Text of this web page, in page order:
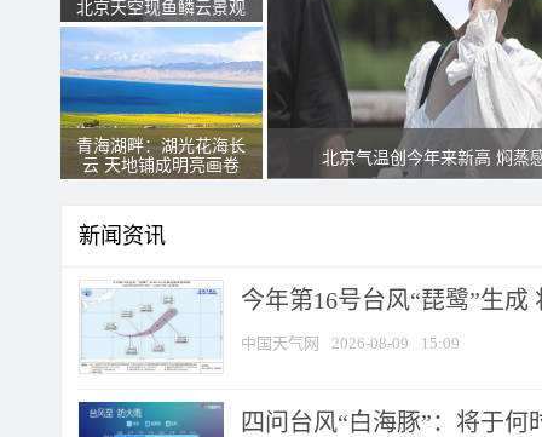
北京天空现鱼鳞云景观
青海湖畔：湖光花海长
云 天地铺成明亮画卷
北京气温创今年来新高 焖蒸
新闻资讯
今年第16号台风“琵鹭”生
中国天气网 2026-08-09 15:09
四问台风“白海豚”：将于